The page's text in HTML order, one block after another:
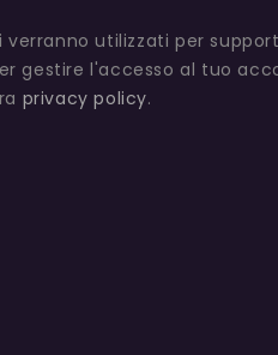
utilizzati per
gestire l'accesso al tuo
privacy policy.